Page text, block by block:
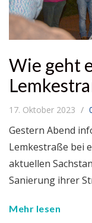
Wie geht
17. Oktober 2023
Gestern Abend
Lemkestraße bei
aktuellen
Sanierung ihrer
Mehr lesen